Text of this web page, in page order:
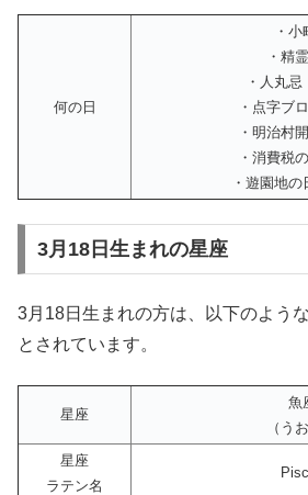
何の日
・小
・精
・人丸
・点字ブ
・明治村
・消費税
・遊園地
3月18日生まれの星座
3月18日生まれの方は、以下のよう
とされています。
星座
魚
（う
星座
ラテン名